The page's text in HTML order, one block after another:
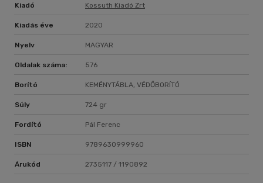
Kiadó Kossuth Kiadó Zrt
Kiadás éve 2020
Nyelv MAGYAR
Oldalak száma: 576
Borító KEMÉNYTÁBLA, VÉDŐBORÍTÓ
Súly 724 gr
Fordító Pál Ferenc
ISBN 9789630999960
Árukód 2735117 / 1190892